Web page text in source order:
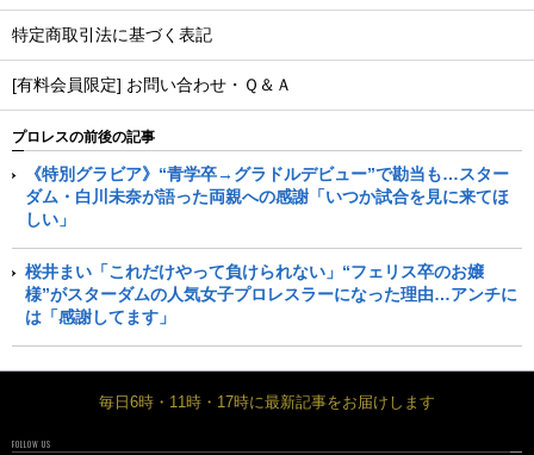
特定商取引法に基づく表記
[有料会員限定] お問い合わせ・Ｑ＆Ａ
プロレスの前後の記事
《特別グラビア》“青学卒→グラドルデビュー”で勘当も…スター
ダム・白川未奈が語った両親への感謝「いつか試合を見に来てほ
しい」
桜井まい「これだけやって負けられない」“フェリス卒のお嬢
様”がスターダムの人気女子プロレスラーになった理由…アンチに
は「感謝してます」
毎日6時・11時・17時に最新記事をお届けします
FOLLOW US